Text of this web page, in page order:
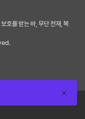
호를 받는 바, 무단 전재, 복